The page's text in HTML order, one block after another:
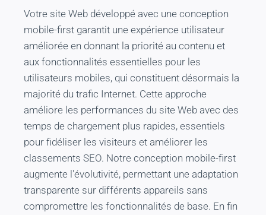
Votre site Web développé avec une conception
mobile-first garantit une expérience utilisateur
améliorée en donnant la priorité au contenu et
aux fonctionnalités essentielles pour les
utilisateurs mobiles, qui constituent désormais la
majorité du trafic Internet. Cette approche
améliore les performances du site Web avec des
temps de chargement plus rapides, essentiels
pour fidéliser les visiteurs et améliorer les
classements SEO. Notre conception mobile-first
augmente l'évolutivité, permettant une adaptation
transparente sur différents appareils sans
compromettre les fonctionnalités de base. En fin